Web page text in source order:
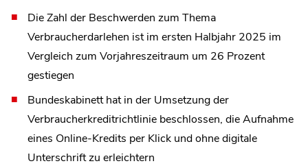
Die Zahl der Beschwerden zum Thema
Verbraucherdarlehen ist im ersten Halbjahr 2025 im
Vergleich zum Vorjahreszeitraum um 26 Prozent
gestiegen
Bundeskabinett hat in der Umsetzung der
Verbraucherkreditrichtlinie beschlossen, die Aufnahme
eines Online-Kredits per Klick und ohne digitale
Unterschrift zu erleichtern